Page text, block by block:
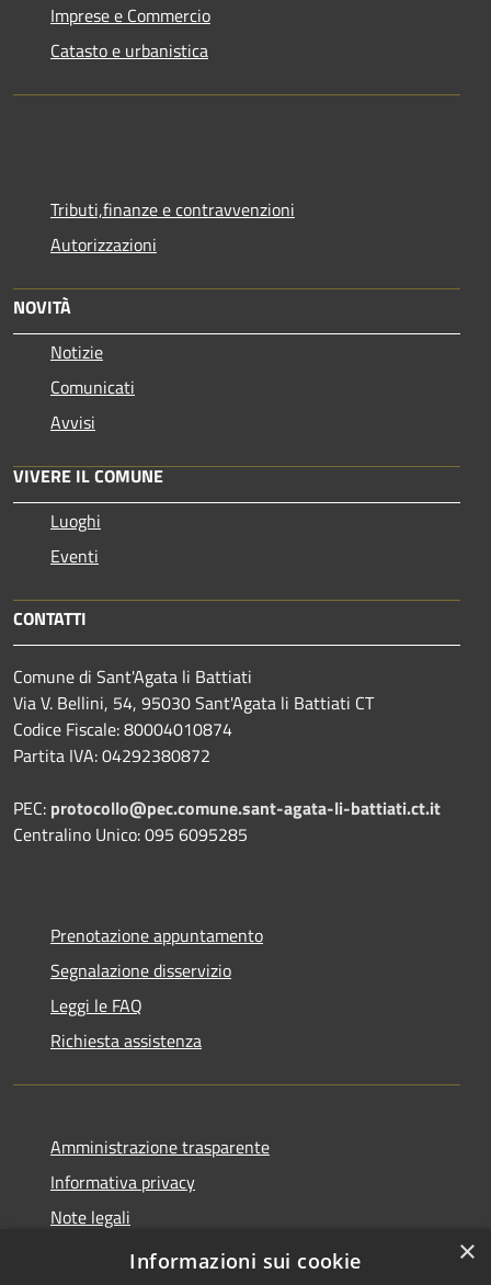
Imprese e Commercio
Catasto e urbanistica
Tributi,finanze e contravvenzioni
Autorizzazioni
NOVITÀ
Notizie
Comunicati
Avvisi
VIVERE IL COMUNE
Luoghi
Eventi
CONTATTI
Comune di Sant'Agata li Battiati
Via V. Bellini, 54, 95030 Sant'Agata li Battiati CT
Codice Fiscale: 80004010874
Partita IVA: 04292380872
PEC: protocollo@pec.comune.sant-agata-li-battiati.ct.it
Centralino Unico: 095 6095285
Prenotazione appuntamento
Segnalazione disservizio
Leggi le FAQ
Richiesta assistenza
Amministrazione trasparente
Informativa privacy
Note legali
Dichiarazione di accessibilità
×
Informazioni sui cookie